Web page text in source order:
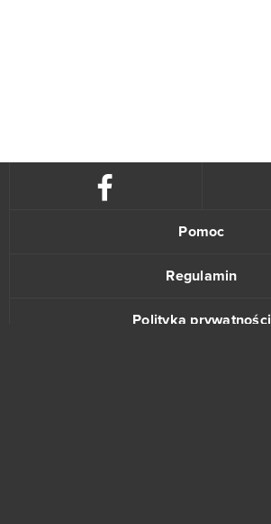
Pomoc
Regulamin
Polityka prywatności